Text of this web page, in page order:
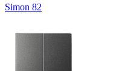
Simon 82